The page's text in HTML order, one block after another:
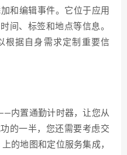
和编辑事件。它位于应用
间、标签和地点等信息。
根据自身需求定制重要信
内置通勤计时器，让您从
的一半，您还需要考虑交
的地图和定位服务集成，